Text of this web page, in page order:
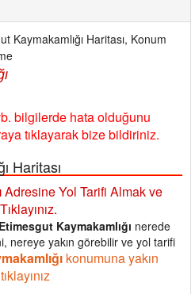
Kaymakamlığı Haritası, Konum
bilgilerde hata olduğunu
tıklayarak bize bildiriniz.
Haritası
Adresine Yol Tarifi Almak ve
Etimesgut Kaymakamlığı nerede
nereye yakın görebilir ve yol tarifi
konumuna yakın